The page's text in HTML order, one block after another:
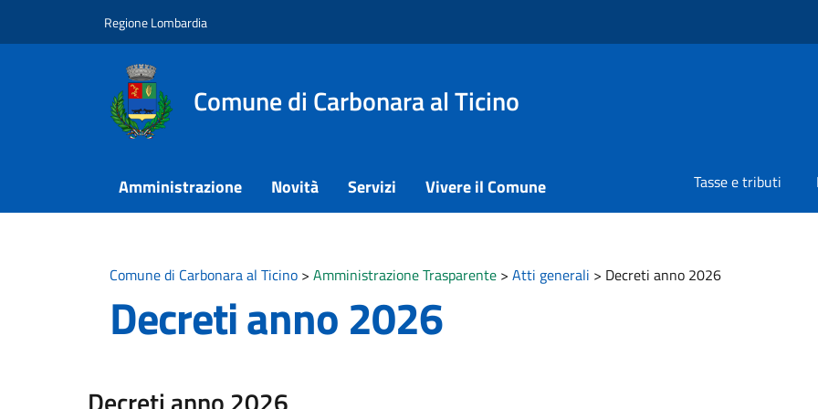
Regione Lombardia
Comune di Carbonara al Ticino
Amministrazione Novità Servizi Vivere il Comune Tasse e tributi
Comune di Carbonara al Ticino > Amministrazione Trasparente > Atti generali > Decreti anno 2026
Decreti anno 2026